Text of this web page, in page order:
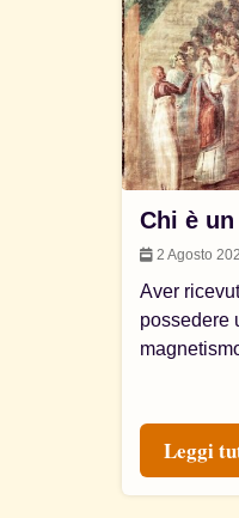
Chi è
2 Agosto
Aver
possedere
Leggi